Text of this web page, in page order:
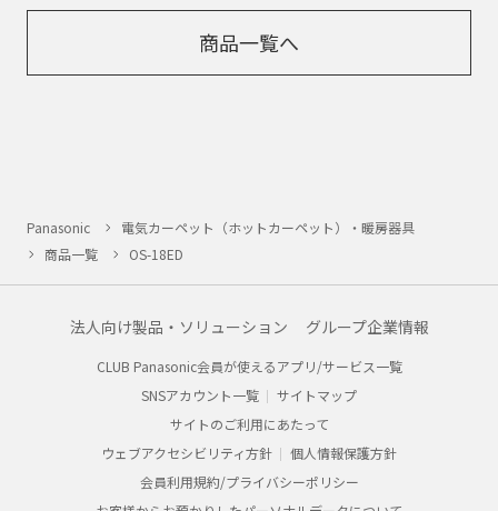
商品一覧へ
Panasonic
電気カーペット（ホットカーペット）・暖房器具
商品一覧
OS-18ED
法人向け製品・ソリューション グループ企業情報
CLUB Panasonic会員が使えるアプリ/サービス一覧
SNSアカウント一覧
サイトマップ
サイトのご利用にあたって
ウェブアクセシビリティ方針
個人情報保護方針
会員利用規約/プライバシーポリシー